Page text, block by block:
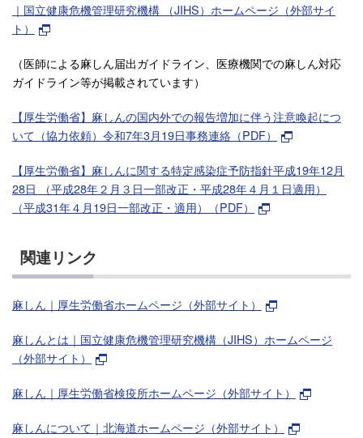
｜国立健康危機管理研究機構 （JIHS）ホームページ（外部サイ
ト）
（医師による麻しん届出ガイドライン、医療機関での麻しん対応
ガイドライン等が掲載されています）
【厚生労働省】麻しんの国内外での報告増加に伴う注意喚起につ
いて（協力依頼）令和7年3月19日事務連絡（PDF）
【厚生労働省】麻しんに関する特定感染症予防指針平成19年12月
28日 （平成28年２月３日一部改正・平成28年４月１日適用）
（平成31年４月19日一部改正・適用）（PDF）
関連リンク
麻しん｜厚生労働省ホームページ（外部サイト）
麻しんとは｜国立健康危機管理研究機構（JIHS）ホームページ
（外部サイト）
麻しん｜厚生労働省検疫所ホームページ（外部サイト）
麻しんについて｜北海道ホームページ（外部サイト）